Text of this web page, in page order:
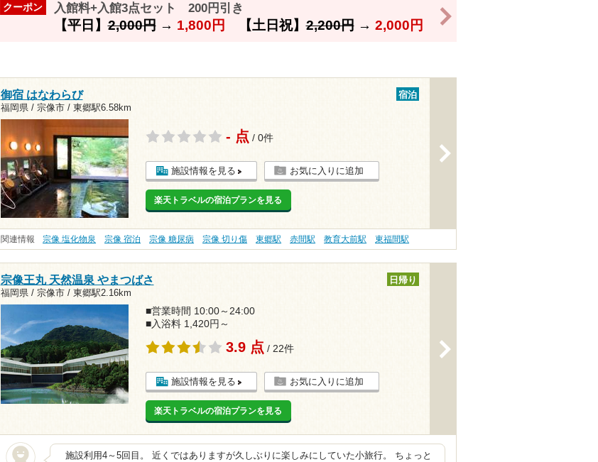
クーポン 入館料+入館3点セット 200円引き
【平日】2,000円→ 1,800円 【土日祝】2,200円→ 2,000円
御宿 はなわらび
福岡県 / 宗像市 / 東郷駅6.58km
宿泊
- 点 / 0件
施設情報を見る お気に入りに追加
楽天トラベルの宿泊プランを見る
関連情報 宗像 塩化物泉 宗像 宿泊 宗像 糖尿病 宗像 切り傷 東郷駅 赤間駅 教育大前駅 東福間駅
宗像王丸 天然温泉 やまつばさ
福岡県 / 宗像市 / 東郷駅2.16km
日帰り
■営業時間 10:00～24:00
■入浴料 1,420円～
3.9 点 / 22件
施設情報を見る お気に入りに追加
楽天トラベルの宿泊プランを見る
施設利用4～5回目。 近くではありますが久しぶりに楽しみにしていた小旅行。 ちょっと